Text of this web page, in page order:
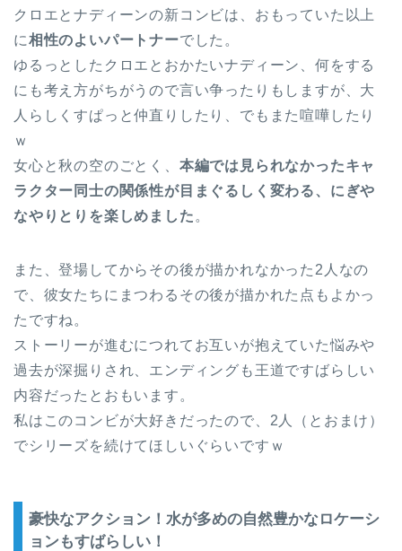
クロエとナディーンの新コンビは、おもっていた以上
に相性のよいパートナーでした。
ゆるっとしたクロエとおかたいナディーン、何をする
にも考え方がちがうので言い争ったりもしますが、大
人らしくすぱっと仲直りしたり、でもまた喧嘩したり
ｗ
女心と秋の空のごとく、 本編では見られなかったキャ
ラクター同士の関係性が目まぐるしく変わる、にぎや
なやりとりを楽しめました 。
また、登場してからその後が描かれなかった2人なの
で、彼女たちにまつわるその後が描かれた点もよかっ
たですね。
ストーリーが進むにつれてお互いが抱えていた悩みや
過去が深掘りされ、エンディングも王道ですばらしい
内容だったとおもいます。
私はこのコンビが大好きだったので、2人（とおまけ）
でシリーズを続けてほしいぐらいですｗ
豪快なアクション！水が多めの自然豊かなロケーシ
ョンもすばらしい！